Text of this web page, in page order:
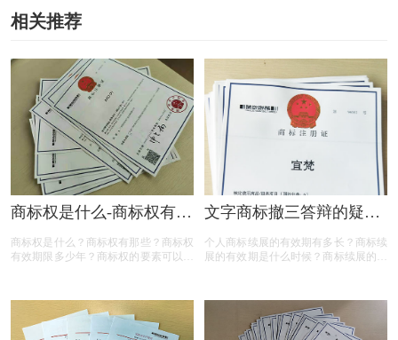
相关推荐
商标权是什么-商标权有哪
商标权是什么？商标权有那些？商标权
有效期限多少年？商标权的要素可以有
望对各位商标注册老板有帮助
文字商标撤三答辩的疑问
个人商标续展的有效期有多长？商标续
展的有效期是什么时候？商标续展的费
么？商标续展的类型有哪些？商标续展
有什么种类？什么情况下需要进行商标
续展？商标续展的目的是什么？